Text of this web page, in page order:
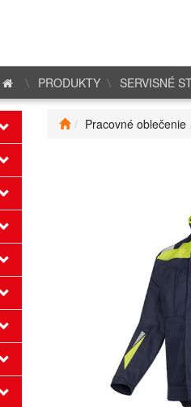
PRODUKTY SERVISNÉ
Pracovné oblečenie